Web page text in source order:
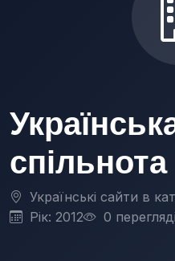
спільнота
Українські сайти в
Рік: 2012
0